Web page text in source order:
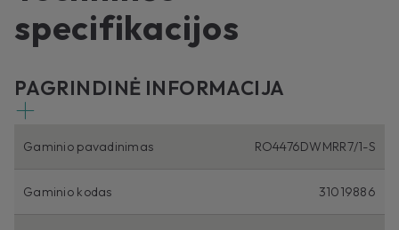
specifikacijos
PAGRINDINĖ INFORMACIJA
Gaminio pavadinimas RO4476DWMRR7/1-S
Gaminio kodas 31019886